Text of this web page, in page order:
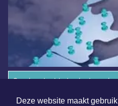
Deze website maakt
Overige dagbladen in de regio